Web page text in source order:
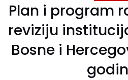
Plan i program
reviziju
Bosne i